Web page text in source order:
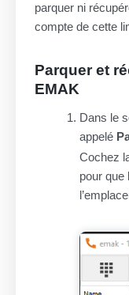
parquer ni
compte de cette
Parquer et
EMAK
Dans le
appelé
Cochez
pour que